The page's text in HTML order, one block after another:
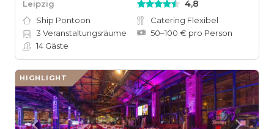
Leipzig 4,8
Ship Pontoon
Catering Flexibel
3 Veranstaltungsräume
50–100 € pro Person
14 Gäste
HIGHLIGHT